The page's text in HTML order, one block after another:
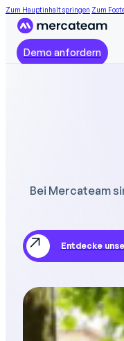
Zum Hauptinhalt springen Zum
Demo anfordern
Bei Mercateam
Entdecke